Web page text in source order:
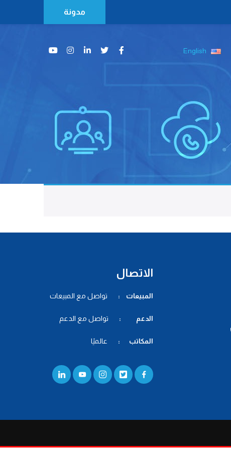
مدونة
English
الاتصال
المبيعات : تواصل مع المبيعات
الدعم : تواصل مع الدعم
المكاتب : عالميًا